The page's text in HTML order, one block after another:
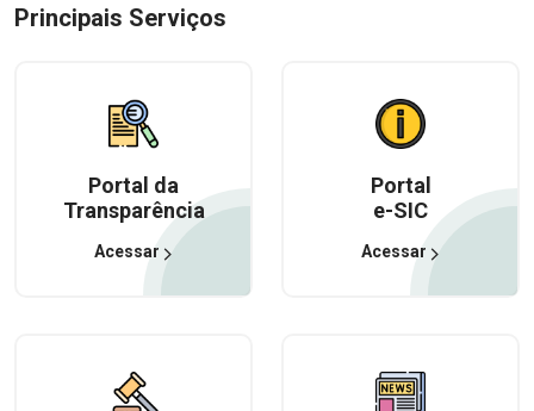
Principais Serviços
Portal da
Transparência
Acessar
Portal
e-SIC
Acessar